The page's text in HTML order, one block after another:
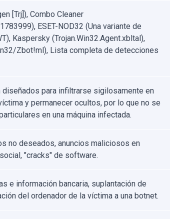
[Trj]), Combo Cleaner
ESET-NOD32 (Una variante de
Kaspersky (Trojan.Win32.Agent.xbltal),
Zbot!ml), Lista completa de detecciones
para infiltrarse sigilosamente en
y permanecer ocultos, por lo que no se
en una máquina infectada.
no deseados, anuncios maliciosos en
"cracks" de software.
e información bancaria, suplantación de
del ordenador de la víctima a una botnet.